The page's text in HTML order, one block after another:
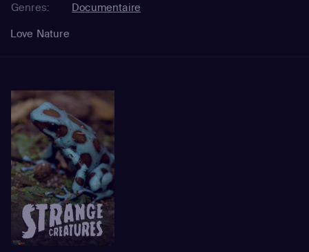
Genres:
Documentaire
Love Nature